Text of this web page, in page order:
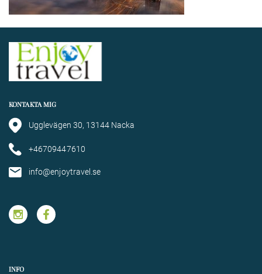
KONTAKTA MIG
Ugglevägen 30, 13144 Nacka
+46709447610
info@enjoytravel.se
INFO